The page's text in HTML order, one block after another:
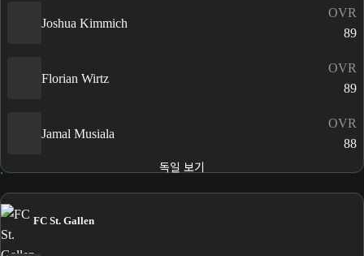
Joshua Kimmich
OVR
89
Florian Wirtz
OVR
89
Jamal Musiala
OVR
88
독일 보기
FC St. Gallen